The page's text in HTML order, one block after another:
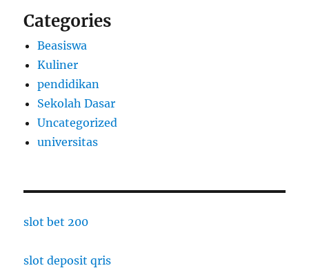
Categories
Beasiswa
Kuliner
pendidikan
Sekolah Dasar
Uncategorized
universitas
slot bet 200
slot deposit qris